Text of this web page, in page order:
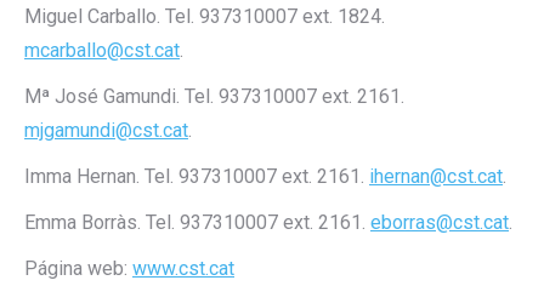
Miguel Carballo. Tel. 937310007 ext. 1824.
mcarballo@cst.cat.
Mª José Gamundi. Tel. 937310007 ext. 2161.
mjgamundi@cst.cat.
Imma Hernan. Tel. 937310007 ext. 2161. ihernan@cst.cat.
Emma Borràs. Tel. 937310007 ext. 2161. eborras@cst.cat.
Página web: www.cst.cat